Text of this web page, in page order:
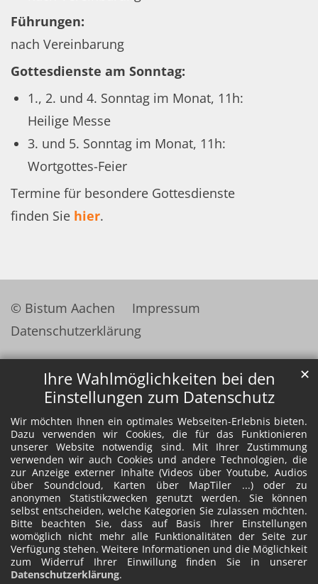
Ihre Wahlmöglichkeiten bei den
Einstellungen zum Datenschutz
Wir möchten Ihnen ein optimales Webseiten-Erlebnis bieten.
Dazu verwenden wir Cookies, die für das Funktionieren
unserer Website notwendig sind. Mit Ihrer Zustimmung
verwenden wir auch Cookies und andere Technologien, die
zur Anzeige externer Inhalte (Videos über Youtube, Audios
über Soundcloud, Karten über MapTiler ...) oder zu
anonymen Statistikzwecken genutzt werden. Sie können
selbst entscheiden, welche Kategorien Sie zulassen möchten.
Bitte beachten Sie, dass auf Basis Ihrer Einstellungen
womöglich nicht mehr alle Funktionalitäten der Seite zur
Verfügung stehen. Weitere Informationen und die Möglichkeit
zum Widerruf Ihrer Einwillung finden Sie in unserer
Datenschutzerklärung.
✕
Führungen:
nach Vereinbarung
Gottesdienste am Sonntag:
1., 2. und 4. Sonntag im Monat, 11h:
Heilige Messe
3. und 5. Sonntag im Monat, 11h:
Wortgottes-Feier
Termine für besondere Gottesdienste
finden Sie hier.
© Bistum Aachen
Impressum
Datenschutzerklärung